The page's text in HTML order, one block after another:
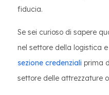
fiducia.
Se sei curioso di sapere
nel settore della logistica
sezione credenziali prima
settore delle attrezzature